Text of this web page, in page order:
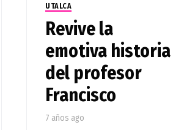
UTALCA
Revive la
emotiva historia
del profesor
Francisco
7 años ago